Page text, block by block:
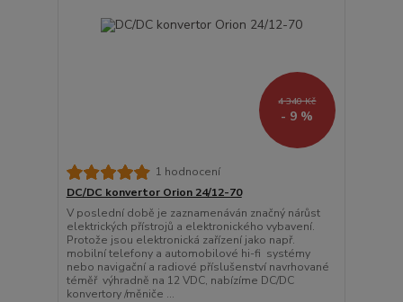
4 340 Kč
- 9 %
1 hodnocení
DC/DC konvertor Orion 24/12-70
V poslední době je zaznamenáván značný nárůst
elektrických přístrojů a elektronického vybavení.
Protože jsou elektronická zařízení jako např.
mobilní telefony a automobilové hi-fi systémy
nebo navigační a radiové příslušenství navrhované
téměř výhradně na 12 VDC, nabízíme DC/DC
konvertory /měniče ...